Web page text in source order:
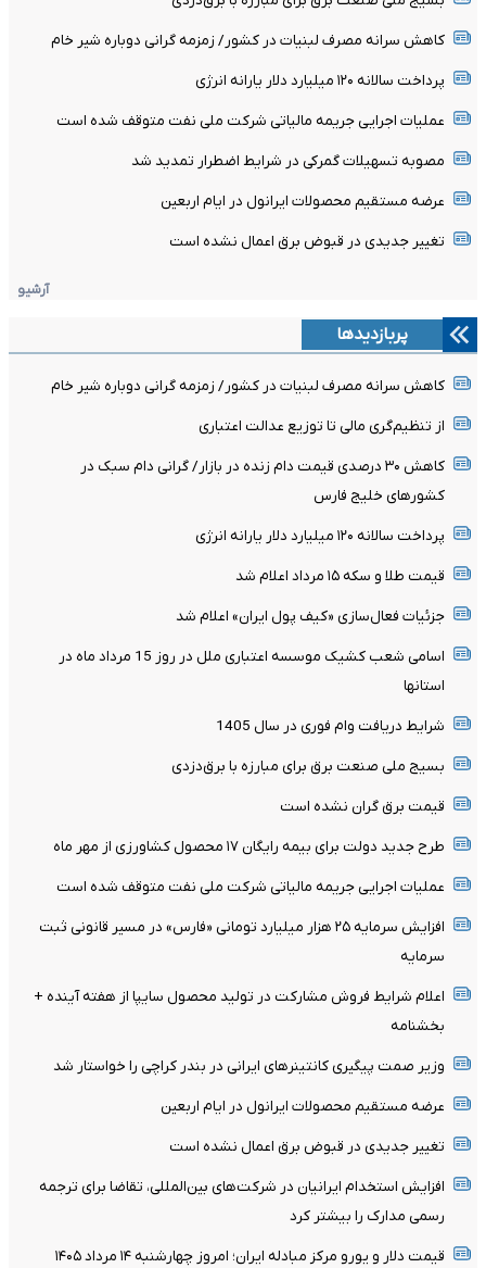
کاهش سرانه مصرف لبنیات در کشور/ زمزمه گرانی دوباره شیر خام
پرداخت سالانه ۱۲۰ میلیارد دلار یارانه انرژی
عملیات اجرایی جریمه مالیاتی شرکت ملی نفت متوقف شده است
مصوبه تسهیلات گمرکی در شرایط اضطرار تمدید شد
عرضه مستقیم محصولات ایرانول در ایام اربعین
تغییر جدیدی در قبوض برق اعمال نشده است
آرشیو
پربازدیدها
کاهش سرانه مصرف لبنیات در کشور/ زمزمه گرانی دوباره شیر خام
از تنظیم‌گری مالی تا توزیع عدالت اعتباری
کاهش ۳۰ درصدی قیمت دام زنده در بازار/ گرانی دام سبک در
کشور‌های خلیج فارس
پرداخت سالانه ۱۲۰ میلیارد دلار یارانه انرژی
قیمت طلا و سکه ۱۵ مرداد اعلام شد
جزئیات فعال‌سازی «کیف پول ایران» اعلام شد
اسامی شعب کشیک موسسه اعتباری ملل در روز 15 مرداد ماه در
استانها
شرایط دریافت وام فوری در سال 1405
بسیج ملی صنعت برق برای مبارزه با برق‌دزدی
قیمت برق گران نشده است
طرح جدید دولت برای بیمه رایگان ۱۷ محصول کشاورزی از مهر ماه
عملیات اجرایی جریمه مالیاتی شرکت ملی نفت متوقف شده است
افزایش سرمایه ۲۵ هزار میلیارد تومانی «فارس» در مسیر قانونی ثبت
سرمایه
اعلام شرایط فروش مشارکت در تولید محصول سایپا از هفته آینده +
بخشنامه
وزیر صمت پیگیری کانتینر‌های ایرانی در بندر کراچی را خواستار شد
عرضه مستقیم محصولات ایرانول در ایام اربعین
تغییر جدیدی در قبوض برق اعمال نشده است
افزایش استخدام ایرانیان در شرکت‌های بین‌المللی، تقاضا برای ترجمه
رسمی مدارک را بیشتر کرد
قیمت دلار و یورو مرکز مبادله ایران؛ امروز چهارشنبه ۱۴ مرداد ۱۴۰۵